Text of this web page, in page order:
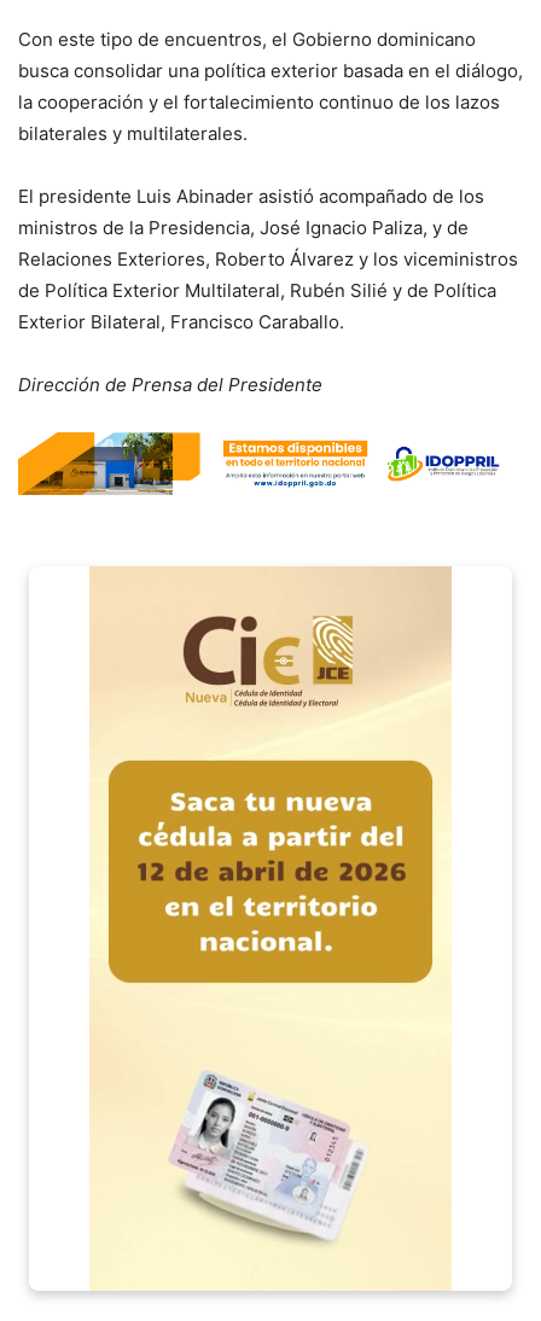
Con este tipo de encuentros, el Gobierno dominicano
busca consolidar una política exterior basada en el diálogo,
la cooperación y el fortalecimiento continuo de los lazos
bilaterales y multilaterales.
El presidente Luis Abinader asistió acompañado de los
ministros de la Presidencia, José Ignacio Paliza, y de
Relaciones Exteriores, Roberto Álvarez y los viceministros
de Política Exterior Multilateral, Rubén Silié y de Política
Exterior Bilateral, Francisco Caraballo.
Dirección de Prensa del Presidente